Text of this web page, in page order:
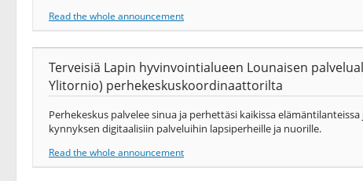
Read the whole announcement
Terveisiä Lapin hyvinvointialueen Lounaisen
Ylitornio) perhekeskuskoordinaattorilta
Perhekeskus palvelee sinua ja perhettäsi kaikissa
kynnyksen digitaalisiin palveluihin lapsiperheille ja nuorille.
Read the whole announcement